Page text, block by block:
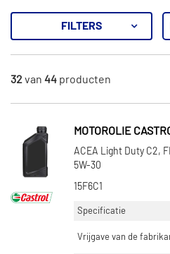
FILTERS
44Resultaten
CATEGORIEËN
Versnellingsbakolie (5)
INHOUD [LITER]
208 (11)
32van 44 producten
MOTOROLIE
ACEA Light Duty C2,
5W-30
15F6C1
Specificatie
Vrijgave van de